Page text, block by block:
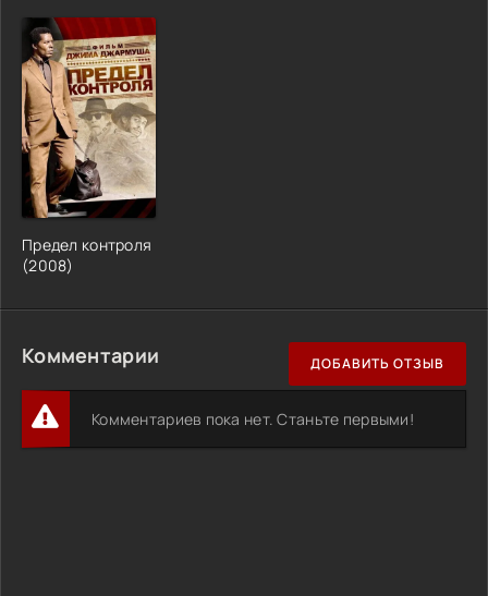
Предел контроля
(2008)
Комментарии ДОБАВИТЬ ОТЗЫВ
Комментариев пока нет. Станьте первыми!